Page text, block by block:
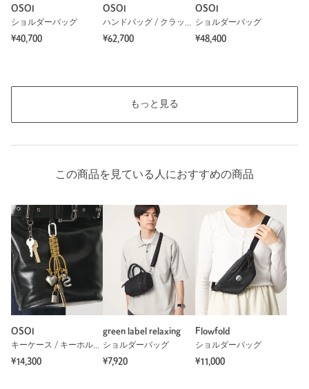
OSOI
ショルダーバッグ
¥40,700
OSOI
ハンドバッグ / クラッチバッグ
¥62,700
OSOI
ショルダーバッグ
¥48,400
もっと見る
この商品を見ている人におすすめの商品
OSOI
キーケース / キーホルダー
¥14,300
green label relaxing
ショルダーバッグ
¥7,920
Flowfold
ショルダーバッグ
¥11,000